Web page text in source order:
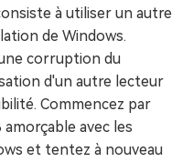
à utiliser un autre
de Windows.
corruption du
d'un autre lecteur
Commencez par
avec les
et tentez à nouveau